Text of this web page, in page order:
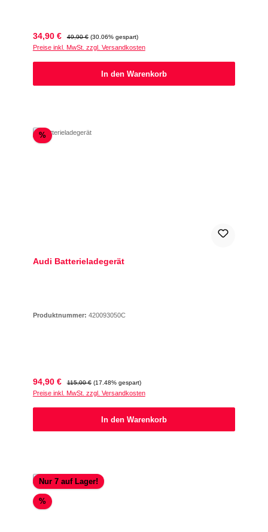
Verkaufspreis:
34,90 € Regulärer Preis:
49,90 € (30.06% gespart)
Preise inkl. MwSt. zzgl. Versandkosten
In den Warenkorb
%Rabatt
Audi Batterieladegerät
Produktnummer: 420093050C
Verkaufspreis:
94,90 € Regulärer Preis:
115,00 € (17.48% gespart)
Preise inkl. MwSt. zzgl. Versandkosten
In den Warenkorb
Nur 7 auf Lager!
%Rabatt